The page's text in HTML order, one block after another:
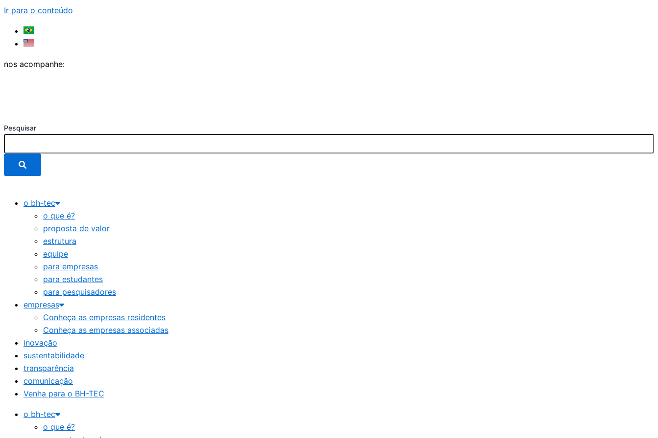
Ir para o conteúdo
nos acompanhe:
Pesquisar
o bh-tec
o que é?
proposta de valor
estrutura
equipe
para empresas
para estudantes
para pesquisadores
empresas
Conheça as empresas residentes
Conheça as empresas associadas
inovação
sustentabilidade
transparência
comunicação
Venha para o BH-TEC
o bh-tec
o que é?